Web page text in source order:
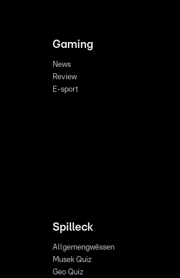
Gaming
News
Review
E-sport
Spilleck
Allgemengwëssen
Musek Quiz
Geo Quiz